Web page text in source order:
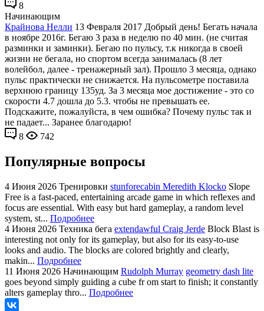
8
Начинающим
Крайнова Нелли 13 Февраля 2017 Добрый день! Бегать начала
в ноябре 2016г. Бегаю 3 раза в неделю по 40 мин. (не считая
разминки и заминки). Бегаю по пульсу, т.к никогда в своей
жизни не бегала, но спортом всегда занималась (8 лет
волейбол, далее - тренажерный зал). Прошло 3 месяца, однако
пульс практически не снижается. На пульсометре поставила
верхнюю границу 135уд. За 3 месяца мое достижение - это со
скорости 4.7 дошла до 5.3. чтобы не превышать ее.
Подскажите, пожалуйста, в чем ошибка? Почему пульс так и
не падает... Заранее благодарю!
8
742
Популярные вопросы
4 Июня 2026 Тренировки stunforecabin Meredith Klocko Slope
Free is a fast-paced, entertaining arcade game in which reflexes and
focus are essential. With easy but hard gameplay, a random level
system, st... Подробнее
4 Июня 2026 Техника бега extendawful Craig Jerde Block Blast is
interesting not only for its gameplay, but also for its easy-to-use
looks and audio. The blocks are colored brightly and clearly,
makin... Подробнее
11 Июня 2026 Начинающим Rudolph Murray geometry dash lite
goes beyond simply guiding a cube fr om start to finish; it constantly
alters gameplay thro... Подробнее